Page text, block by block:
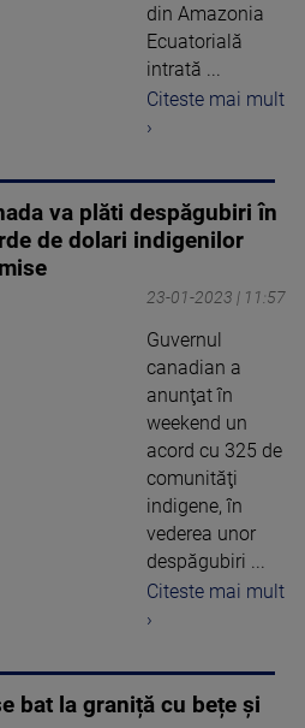
din Amazonia
Ecuatorială
intrată ...
Citeste mai mult
›
va plăti despăgubiri în
de dolari indigenilor
23-01-2023 | 11:57
Guvernul
canadian a
anunţat în
weekend un
acord cu 325 de
comunităţi
indigene, în
vederea unor
despăgubiri ...
Citeste mai mult
›
bat la graniță cu bețe și